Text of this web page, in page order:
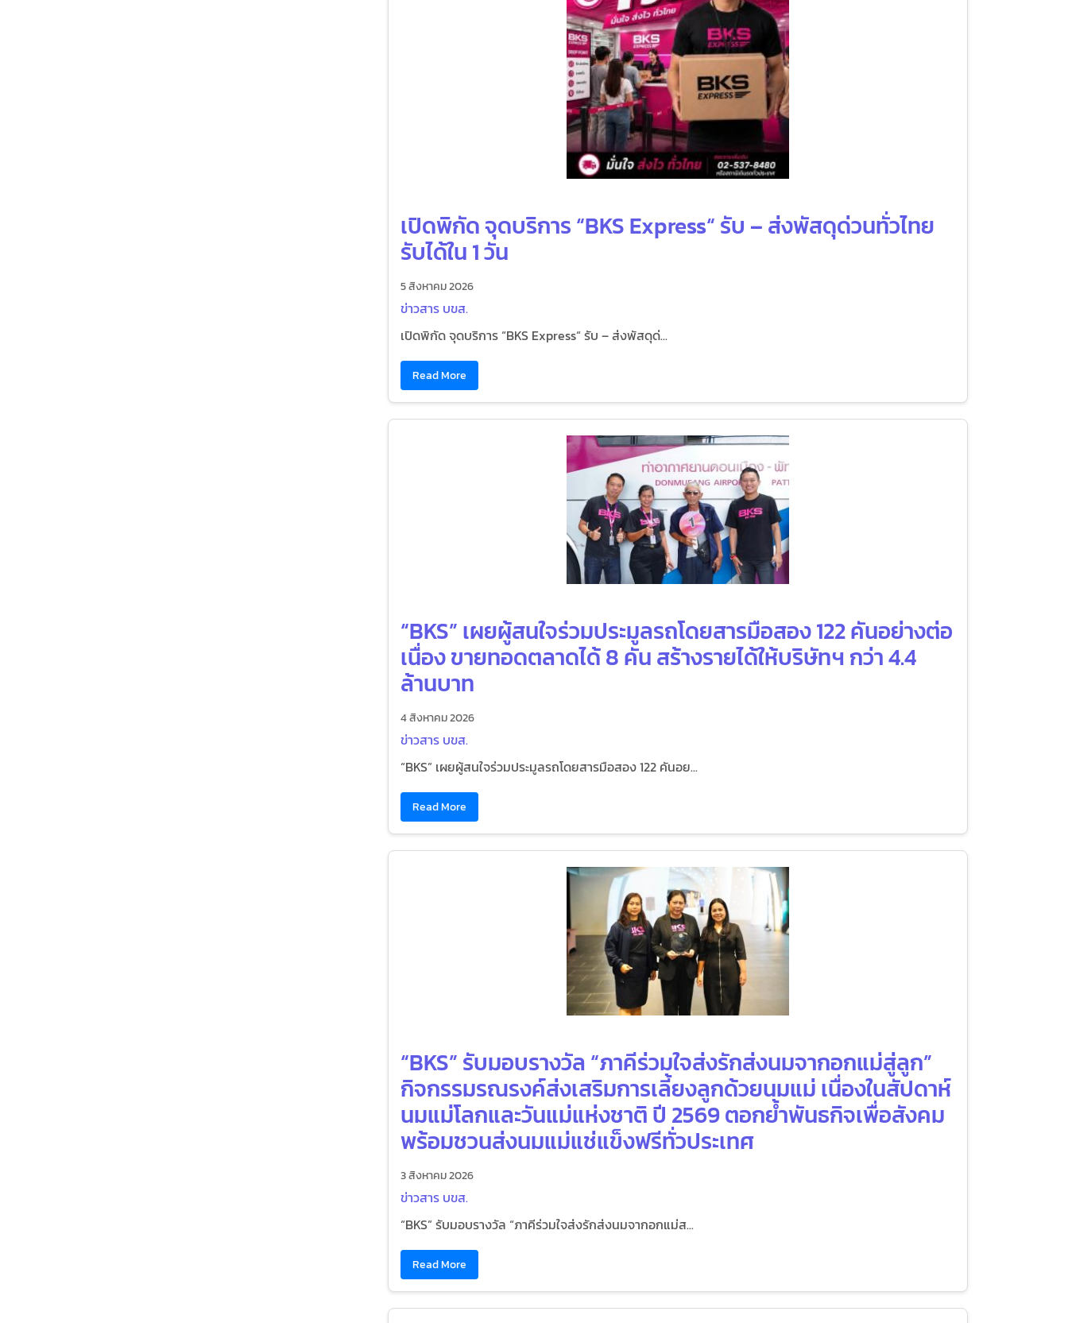
เปิดพิกัด จุดบริการ “BKS Express“ รับ – ส่งพัสดุด่วนทั่วไทย
รับได้ใน 1 วัน
5 สิงหาคม 2026
ข่าวสาร บขส.
เปิดพิกัด จุดบริการ “BKS Express“ รับ – ส่งพัสดุด่...
Read More
“BKS” เผยผู้สนใจร่วมประมูลรถโดยสารมือสอง 122 คันอย่างต่อ
เนื่อง ขายทอดตลาดได้ 8 คัน สร้างรายได้ให้บริษัทฯ กว่า 4.4
ล้านบาท
4 สิงหาคม 2026
ข่าวสาร บขส.
“BKS” เผยผู้สนใจร่วมประมูลรถโดยสารมือสอง 122 คันอย...
Read More
“BKS” รับมอบรางวัล “ภาคีร่วมใจส่งรักส่งนมจากอกแม่สู่ลูก”
กิจกรรมรณรงค์ส่งเสริมการเลี้ยงลูกด้วยนมแม่ เนื่องในสัปดาห์
นมแม่โลกและวันแม่แห่งชาติ ปี 2569 ตอกย้ำพันธกิจเพื่อสังคม
พร้อมชวนส่งนมแม่แช่แข็งฟรีทั่วประเทศ
3 สิงหาคม 2026
ข่าวสาร บขส.
“BKS” รับมอบรางวัล “ภาคีร่วมใจส่งรักส่งนมจากอกแม่ส...
Read More